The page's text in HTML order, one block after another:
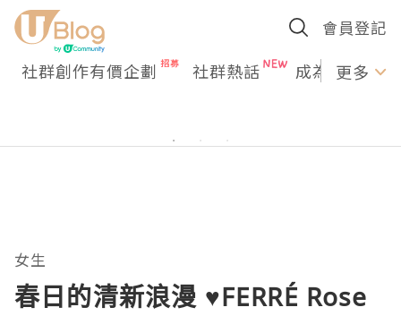
會員登記
社群創作有價企劃 社群熱話 成為U更多
女生
春日的清新浪漫 ♥FERRÉ Rose